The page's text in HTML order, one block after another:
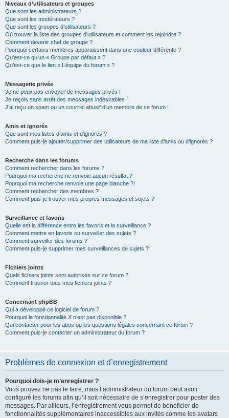
Niveaux d’utilisateurs et groupes
Que sont les administrateurs ?
Que sont les modérateurs ?
Que sont les groupes d’utilisateurs ?
Où trouver la liste des groupes d’utilisateurs et comment les rejoindre ?
Comment devenir chef de groupe ?
Pourquoi certains membres apparaissent dans une couleur différente ?
Qu’est-ce qu’un « Groupe par défaut » ?
Qu’est-ce que le lien « L’équipe du forum » ?
Messagerie privée
Je ne peux pas envoyer de messages privés !
Je reçois sans arrêt des messages indésirables !
J’ai reçu un spam ou un courriel abusif d’un membre de ce forum !
Amis et ignorés
Que sont mes listes d’amis et d’ignorés ?
Comment puis-je ajouter/supprimer des utilisateurs de ma liste d’amis ou d’ignorés ?
Recherche dans les forums
Comment rechercher dans les forums ?
Pourquoi ma recherche ne renvoie aucun résultat ?
Pourquoi ma recherche renvoie une page blanche ?!
Comment rechercher des membres ?
Comment puis-je trouver mes propres messages et sujets ?
Surveillance et favoris
Quelle est la différence entre les favoris et la surveillance ?
Comment mettre en favoris ou surveiller des sujets ?
Comment surveiller des forums ?
Comment puis-je supprimer mes surveillances de sujets ?
Fichiers joints
Quels fichiers joints sont autorisés sur ce forum ?
Comment trouver tous mes fichiers joints ?
Concernant phpBB
Qui a développé ce logiciel de forum ?
Pourquoi la fonctionnalité X n’est pas disponible ?
Qui contacter pour les abus ou les questions légales concernant ce forum ?
Comment puis-je contacter un administrateur du forum ?
Problèmes de connexion et d’enregistrement
Pourquoi dois-je m’enregistrer ?
Vous pouvez ne pas le faire, mais l’administrateur du forum peut avoir
configuré les forums afin qu’il soit nécessaire de s’enregistrer pour poster des
messages. Par ailleurs, l’enregistrement vous permet de bénéficier de
fonctionnalités supplémentaires inaccessibles aux invités comme les avatars